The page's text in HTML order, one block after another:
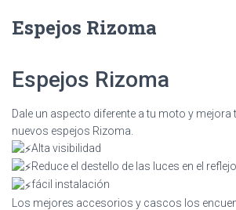
Espejos Rizoma
Espejos Rizoma
Dale un aspecto diferente a tu moto y
nuevos espejos Rizoma.
Alta visibilidad
Reduce el destello de las luces en el reflejo
fácil instalación
Los mejores accesorios y cascos los